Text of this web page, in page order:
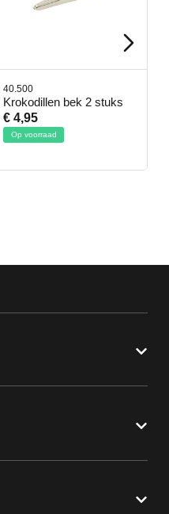
40.500
Krokodillen bek 2 stuks
€ 4,95
Op voorraad